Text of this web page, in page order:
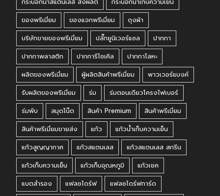
ของพรีเมี่ยม
ของแจกพรีเมี่ยม
ถุงผ้า
บริษัทขายของพรีเมี่ยม
ปลั๊กยูนิเวอร์แซล
ปากกา
ปากกาพลาสติก
ปากการีไซเคิล
ปากกาโลหะ
ผลิตของพรีเมี่ยม
ผู้ผลิตสินค้าพรีเมี่ยม
พาวเวอร์แบงค์
รับผลิตของพรีเมี่ยม
ร่ม
ร่มตอนเดียวโครงไฟเบอร์
ร่มพับ
สมุดโน๊ต สินค้า Premium
สินค้าพรีเมี่ยม
สินค้าพรีเมี่ยมขายส่ง
แก้ว
แก้วน้ำเก็บความเย็น
แก้วสูญญากาศ
แก้วสแตนเลส
แก้วสแตนเลส สกรีน
แก้วเก็บความเย็น
แก้วเก็บอุณหภูมิ
แก้วเชค
แบตสำรอง
แฟลชไดร์ฟ
แฟลชไดร์ฟการ์ด